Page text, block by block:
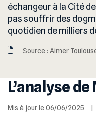
échangeur à la Cité
pas souffrir des
quotidien de milliers
Source : Aimer
L’analyse
Mis à jour le 06/06/2025